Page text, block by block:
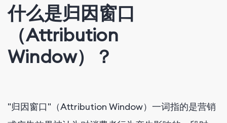
什么是归因窗口
（Attribution
Window）？
"归因窗口"（Attribution Window）一词指的是营销